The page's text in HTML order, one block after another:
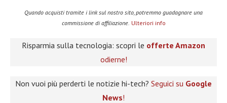
Quando acquisti tramite i link sul nostro sito, potremmo guadagnare una
commissione di affiliazione. Ulteriori info
Risparmia sulla tecnologia: scopri le offerte Amazon
odierne!
Non vuoi più perderti le notizie hi-tech? Seguici su Google
News!